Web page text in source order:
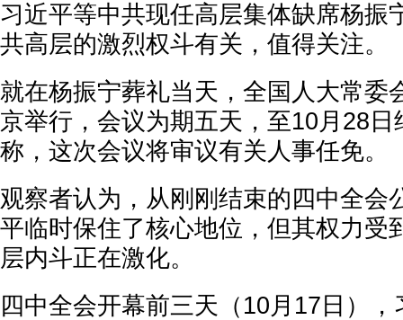
习近平等中共现任高层集体缺席杨振
共高层的激烈权斗有关，值得关注。
就在杨振宁葬礼当天，全国人大常委
京举行，会议为期五天，至10月28
称，这次会议将审议有关人事任免。
观察者认为，从刚刚结束的四中全会
平临时保住了核心地位，但其权力受
层内斗正在激化。
四中全会开幕前三天（10月17日）